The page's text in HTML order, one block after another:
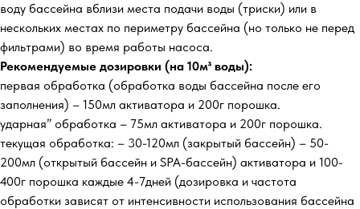
воду бассейна вблизи места подачи воды (триски) или в
нескольких местах по периметру бассейна (но только не перед
фильтрами) во время работы насоса.
Рекомендуемые дозировки (на 10м³ воды):
первая обработка (обработка воды бассейна после его
заполнения) – 150мл активатора и 200г порошка.
ударная” обработка – 75мл активатора и 200г порошка.
текущая обработка: – 30-120мл (закрытый бассейн) – 50-
200мл (открытый бассейн и SPA-бассейн) активатора и 100-
400г порошка каждые 4-7дней (дозировка и частота
обработки зависят от интенсивности использования бассейна